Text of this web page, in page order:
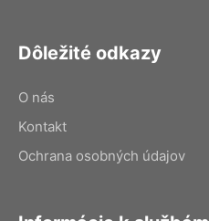
Dôležité odkazy
O nás
Kontakt
Ochrana osobných údajov